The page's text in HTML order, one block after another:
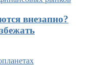
внезапно?